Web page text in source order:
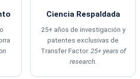
Ciencia Respaldada
25+ años de investigación y
patentes exclusivas de
Transfer Factor. 25+ years of
research.